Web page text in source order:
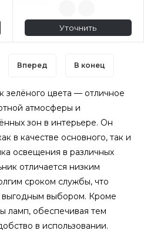
Уточнить
Вперед В конец
зелёного цвета — отличное
атмосферы и
зон в интерьере. Он
в качестве основного, так и
освещения в различных
отличается низким
сроком службы, что
выгодным выбором. Кроме
ламп, обеспечивая тем
в использовании.